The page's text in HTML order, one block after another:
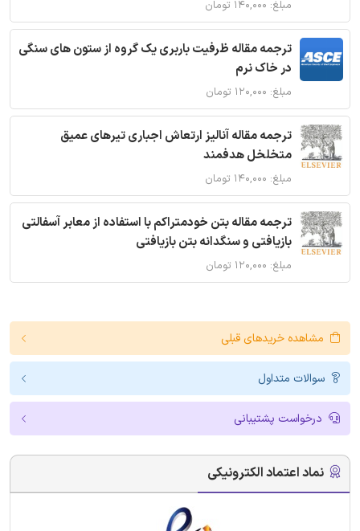
مبلغ: ۱۴۰,۰۰۰ تومان
ترجمه مقاله ظرفیت باربری یک گروه از ستون های سنگی
در خاک نرم
مبلغ: ۱۲۰,۰۰۰ تومان
ترجمه مقاله آنالیز ارتعاش اجباری تیرهای عمیق
متخلخل هدفمند
مبلغ: ۱۴۰,۰۰۰ تومان
ترجمه مقاله بتن خودمتراکم با استفاده از معابر آسفالتی
بازیافتی و سنگدانه بتن بازیافتی
مبلغ: ۱۲۰,۰۰۰ تومان
مشاهده خریدهای قبلی
سوالات متداول
درخواست پشتیبانی
نماد اعتماد الکترونیکی